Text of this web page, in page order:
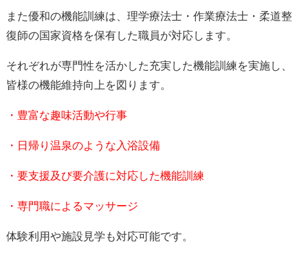
また優和の機能訓練は、理学療法士・作業療法士・柔道整
復師の国家資格を保有した職員が対応します。
それぞれが専門性を活かした充実した機能訓練を実施し、
皆様の機能維持向上を図ります。
・豊富な趣味活動や行事
・日帰り温泉のような入浴設備
・要支援及び要介護に対応した機能訓練
・専門職によるマッサージ
体験利用や施設見学も対応可能です。